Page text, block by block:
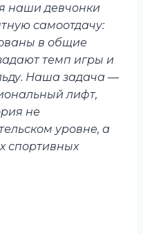
наши девчонки
самоотдачу:
в общие
темп игры и
Наша задача —
лифт,
не
уровне, а
спортивных